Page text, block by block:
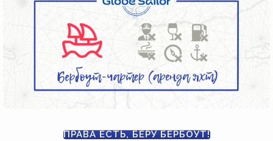
ПРАВА ЕСТЬ, БЕРУ БЕРБОУТ!